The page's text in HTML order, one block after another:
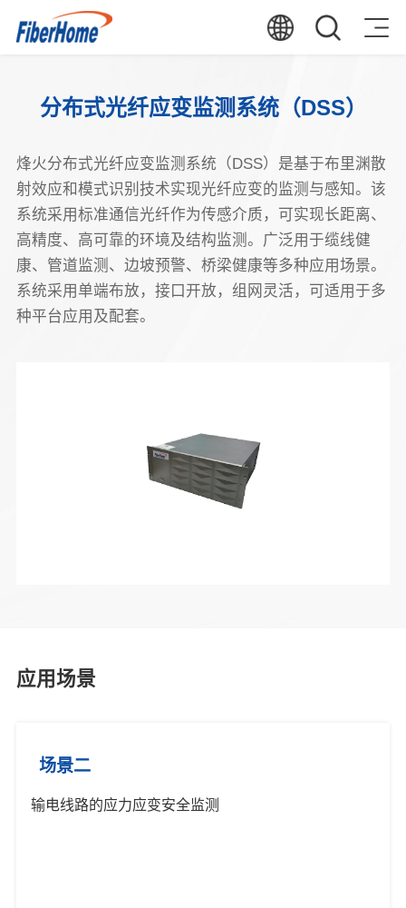
分布式光纤应变监测系统（DSS）
烽火分布式光纤应变监测系统（DSS）是基于布里渊散
射效应和模式识别技术实现光纤应变的监测与感知。该
系统采用标准通信光纤作为传感介质，可实现长距离、
高精度、高可靠的环境及结构监测。广泛用于缆线健
康、管道监测、边坡预警、桥梁健康等多种应用场景。
系统采用单端布放，接口开放，组网灵活，可适用于多
种平台应用及配套。
应用场景
场景二
输电线路的应力应变安全监测